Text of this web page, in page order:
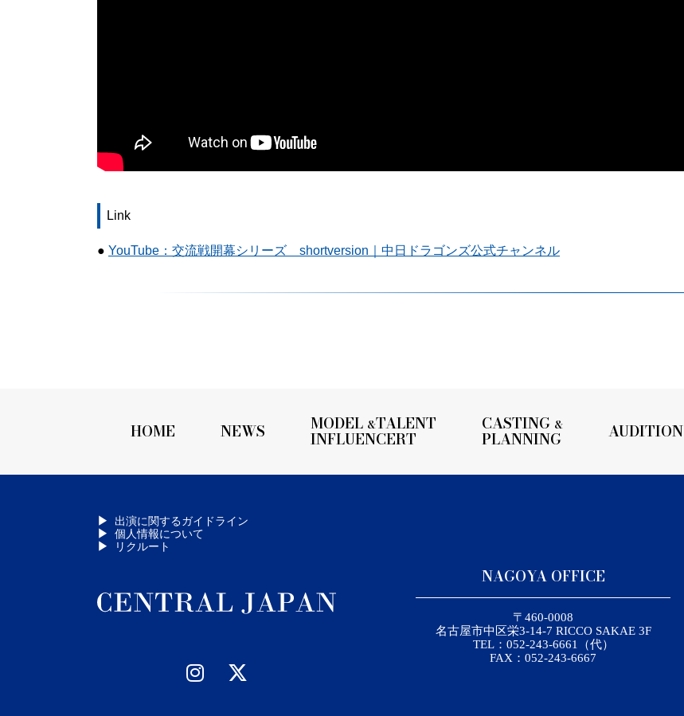
Link
● YouTube：交流戦開幕シリーズ shortversion｜中日ドラゴンズ公式チャンネル
HOME NEWS MODEL &TALENT
INFLUENCERT
CASTING &
PLANNING AUDITION
出演に関するガイドライン
個人情報について
リクルート
NAGOYA OFFICE
〒460-0008
名古屋市中区栄3-14-7 RICCO SAKAE 3F
TEL：052-243-6661（代）
FAX：052-243-6667